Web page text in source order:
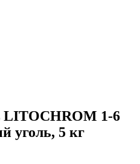
1-6
уголь, 5 кг